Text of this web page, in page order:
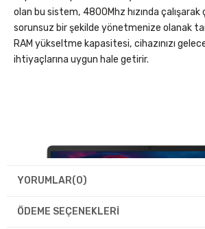
olan bu sistem, 4800Mhz hızında çalışarak
sorunsuz bir şekilde yönetmenize olanak
RAM yükseltme kapasitesi, cihazınızı
ihtiyaçlarına uygun hale getirir.
YORUMLAR(0)
ÖDEME SEÇENEKLERI